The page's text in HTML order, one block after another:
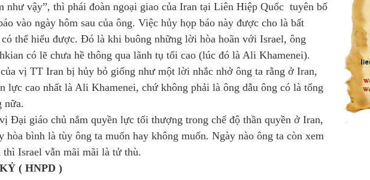
như vậy”, thì phái đoàn ngoại giao của Iran tại Liên Hiệp Quốc tuyên bố
vào ngày hôm sau của ông. Việc hủy họp báo này được cho là bất
thể hiểu được. Đó là khi buông những lời hòa hoãn với Israel, ông
có lẽ chưa hề thông qua lãnh tụ tối cao (lúc đó là Ali Khamenei).
vị TT Iran bị hủy bỏ giống như một lời nhắc nhở ông ta rằng ở Iran,
lực cao nhất là Ali Khamenei, chứ không phải là ông dẫu ông có là tổng
nữa.
Đại giáo chủ nắm quyền lực tối thượng trong chế độ thần quyền ở Iran,
hòa bình là tùy ông ta muốn hay không muốn. Ngày nào ông ta còn xem
thì Israel vẫn mãi mãi là tử thù.
( HNPD )